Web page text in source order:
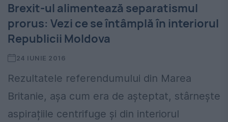
Brexit-ul alimentează separatismul
prorus: Vezi ce se întâmplă în interiorul
Republicii Moldova
24 IUNIE 2016
Rezultatele referendumului din Marea
Britanie, așa cum era de așteptat, stârnește
aspirațiile centrifuge și din interiorul